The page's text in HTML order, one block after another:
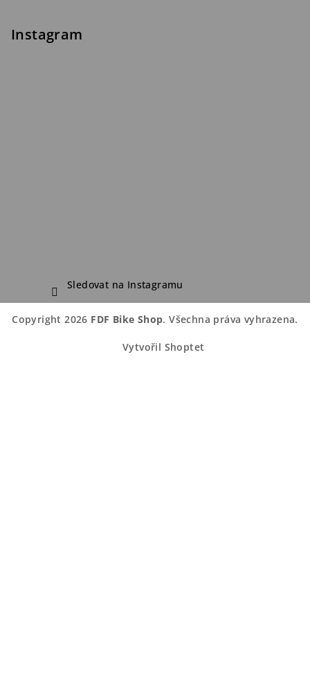
Instagram
Sledovat na Instagramu
Copyright 2026 FDF Bike Shop. Všechna práva vyhrazena.
Vytvořil Shoptet